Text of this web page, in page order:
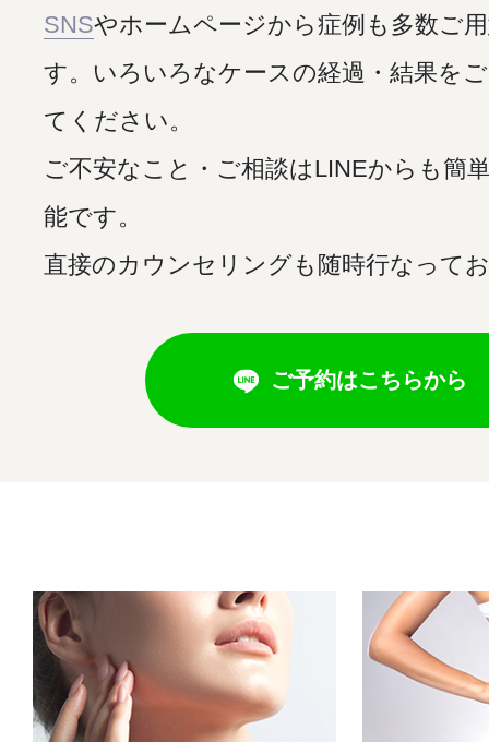
SNSやホームページから症例も多数ご
す。いろいろなケースの経過・結果を
てください。
ご不安なこと・ご相談はLINEからも簡
能です。
直接のカウンセリングも随時行なって
ご予約はこちらから